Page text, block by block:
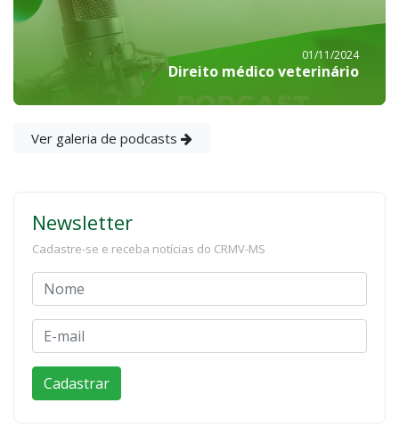
01/11/2024
Direito médico veterinário
Ver galeria de podcasts
Newsletter
Cadastre-se e receba notícias do CRMV-MS